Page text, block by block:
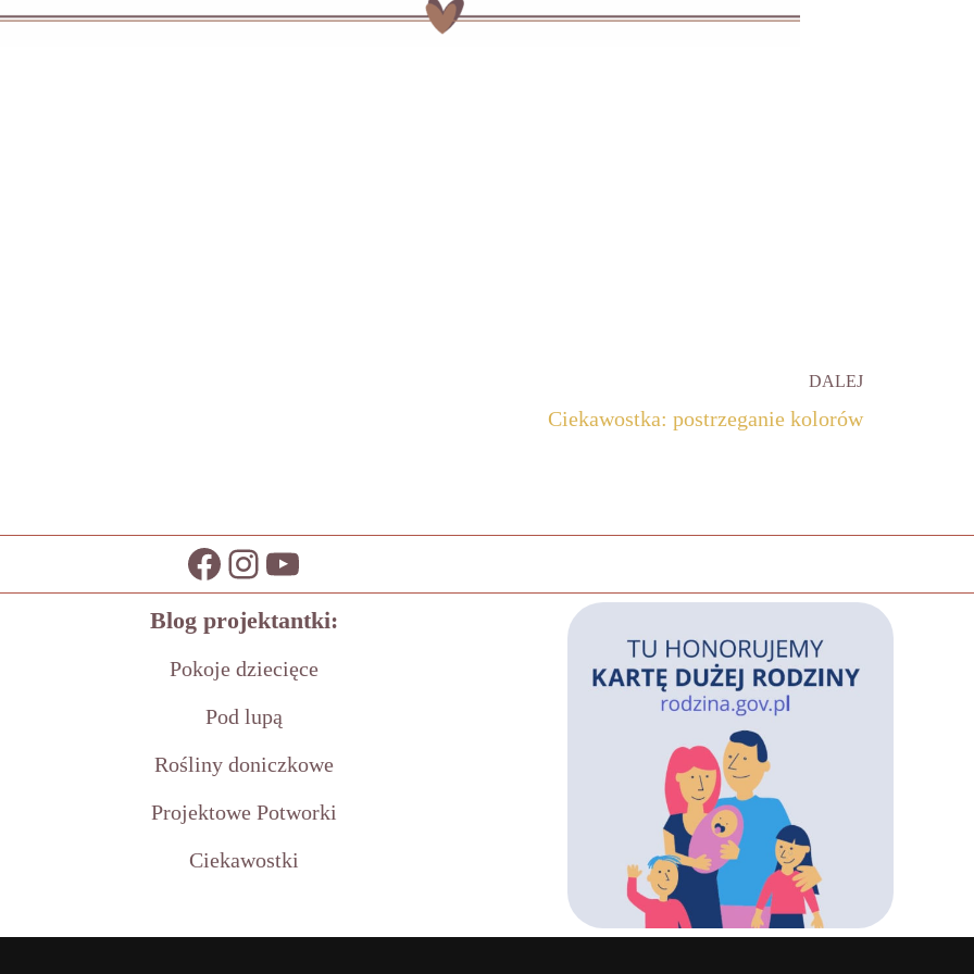
DALEJ
Ciekawostka: postrzeganie kolorów
Blog projektantki:
Pokoje dziecięce
Pod lupą
Rośliny doniczkowe
Projektowe Potworki
Ciekawostki